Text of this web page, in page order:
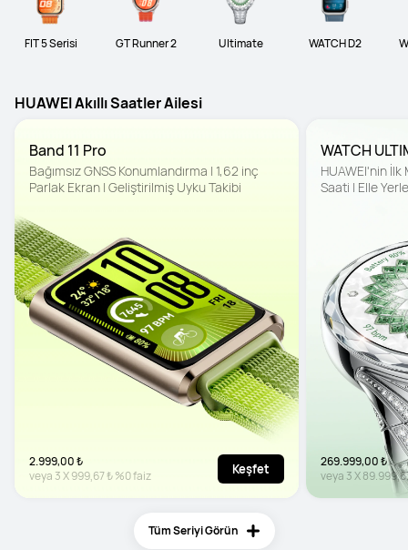
FIT 5 Serisi GT Runner 2 Ultimate WATCH D2
HUAWEI Akıllı Saatler Ailesi
Band 11 Pro
Bağımsız GNSS Konumlandırma | 1,62 inç
Parlak Ekran | Geliştirilmiş Uyku Takibi
2.999,00 ₺
veya 3X999,67 ₺%0 faiz Keşfet
WATCH
HUAWEI'nin İlk
Saati | Elle
269.999,00 ₺
veya 3X
Tüm Seriyi Görün